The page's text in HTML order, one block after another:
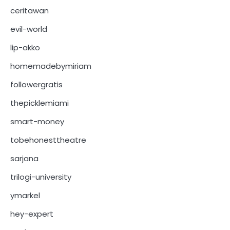
ceritawan
evil-world
lip-akko
homemadebymiriam
followergratis
thepicklemiami
smart-money
tobehonesttheatre
sarjana
trilogi-university
ymarkel
hey-expert